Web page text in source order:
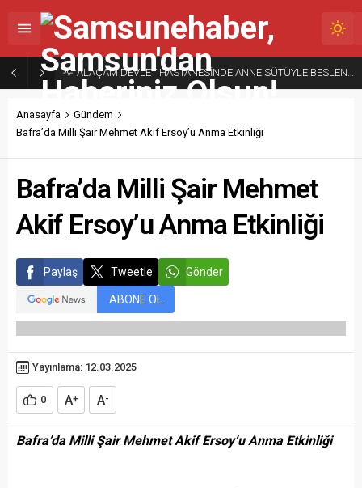
ALAÇAM DEVLET HASTANESİNDE ANNE SÜTÜYLE BESLENMENİN ÖNEMİNE DİKKAT ÇEKİLDİ
Anasayfa
Gündem
Bafra’da Milli Şair Mehmet Akif Ersoy’u Anma Etkinliği
Bafra’da Milli Şair Mehmet
Akif Ersoy’u Anma Etkinliği
Paylaş Tweetle Gönder
ABONE OL
Yayınlama: 12.03.2025
0 A+ A-
Bafra’da Milli Şair Mehmet Akif Ersoy’u Anma Etkinliği